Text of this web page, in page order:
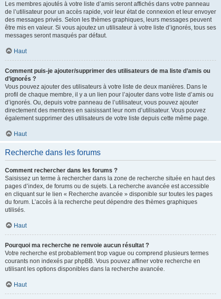
Les membres ajoutés à votre liste d’amis seront affichés dans votre panneau
de l’utilisateur pour un accès rapide, voir leur état de connexion et leur envoyer
des messages privés. Selon les thèmes graphiques, leurs messages peuvent
être mis en valeur. Si vous ajoutez un utilisateur à votre liste d’ignorés, tous ses
messages seront masqués par défaut.
Haut
Comment puis-je ajouter/supprimer des utilisateurs de ma liste d’amis ou
d’ignorés ?
Vous pouvez ajouter des utilisateurs à votre liste de deux manières. Dans le
profil de chaque membre, il y a un lien pour l’ajouter dans votre liste d’amis ou
d’ignorés. Ou, depuis votre panneau de l’utilisateur, vous pouvez ajouter
directement des membres en saisissant leur nom d’utilisateur. Vous pouvez
également supprimer des utilisateurs de votre liste depuis cette même page.
Haut
Recherche dans les forums
Comment rechercher dans les forums ?
Saisissez un terme à rechercher dans la zone de recherche située en haut des
pages d’index, de forums ou de sujets. La recherche avancée est accessible
en cliquant sur le lien « Recherche avancée » disponible sur toutes les pages
du forum. L’accès à la recherche peut dépendre des thèmes graphiques
utilisés.
Haut
Pourquoi ma recherche ne renvoie aucun résultat ?
Votre recherche est probablement trop vague ou comprend plusieurs termes
courants non indexés par phpBB. Vous pouvez affiner votre recherche en
utilisant les options disponibles dans la recherche avancée.
Haut